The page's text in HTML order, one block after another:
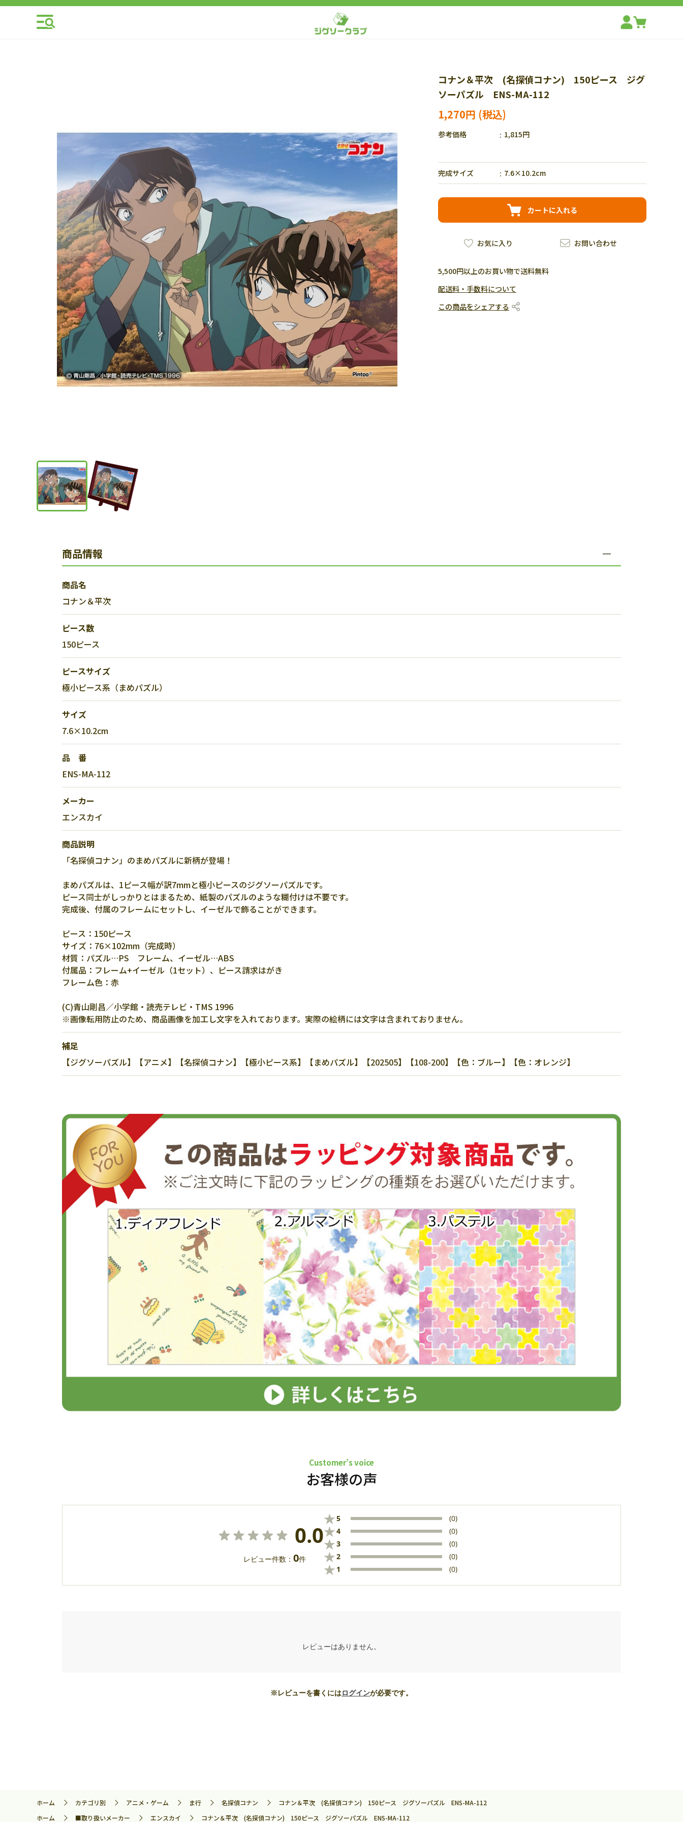
コナン＆平次 (名探偵コナン) 150ピース ジグ
ソーパズル ENS-MA-112
1,270円
参考価格 1,815円
完成サイズ 7.6×10.2cm
カートに入れる
お問い合わせ
お気に入り
5,500円以上のお買い物で送料無料
配送料・手数料について
この商品をシェアする
商品情報
商品名
コナン＆平次
ピース数
150ピース
ピースサイズ
極小ピース系（まめパズル）
サイズ
7.6×10.2cm
品 番
ENS-MA-112
メーカー
エンスカイ
商品説明
「名探偵コナン」のまめパズルに新柄が登場！
まめパズルは、1ピース幅が訳7mmと極小ピースのジグソーパズルです。
ピース同士がしっかりとはまるため、紙製のパズルのような糊付けは不要です。
完成後、付属のフレームにセットし、イーゼルで飾ることができます。
ピース：150ピース
サイズ：76×102mm（完成時）
材質：パズル…PS フレーム、イーゼル…ABS
付属品：フレーム+イーゼル（1セット）、ピース請求はがき
フレーム色：赤
(C)青山剛昌／小学館・読売テレビ・TMS 1996
※画像転用防止のため、商品画像を加工し文字を入れております。実際の絵柄には文字は含まれておりません。
補足
【ジグソーパズル】【アニメ】【名探偵コナン】【極小ピース系】【まめパズル】【202505】【108-200】【色：ブルー】【色：オレンジ】
Customer’s voice
お客様の声
0.0
レビュー件数： 0件
★5 (0)
★4 (0)
★3 (0)
★2 (0)
★ 1 (0)
レビューはありません。
※レビューを書くにはログインが必要です。
ホーム カテゴリ別 アニメ・ゲーム ま行 名探偵コナン
コナン＆平次 (名探偵コナン) 150ピース ジグソーパズル ENS-MA-112
ホーム
■取り扱いメーカー エンスカイ コナン＆平次 (名探偵コナン) 150ピース ジグソーパズル ENS-MA-112